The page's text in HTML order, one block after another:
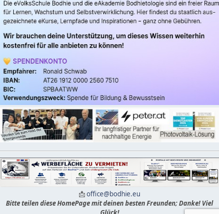
📩office@bodhie.eu
Bitte teilen diese HomePage mit deinen besten Freunden; Danke! Viel